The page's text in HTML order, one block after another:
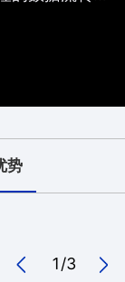
查和敏感信息
审批流程，
广泛应用于企
业。
势
1/3